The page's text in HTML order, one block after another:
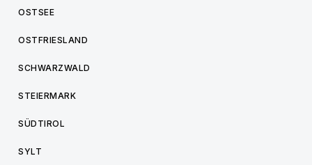
OSTSEE
OSTFRIESLAND
SCHWARZWALD
STEIERMARK
SÜDTIROL
SYLT